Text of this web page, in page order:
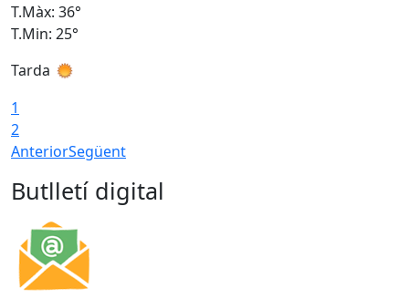
T.Màx: 36°
T.Min: 25°
Tarda
1
2
AnteriorSegüent
Butlletí digital